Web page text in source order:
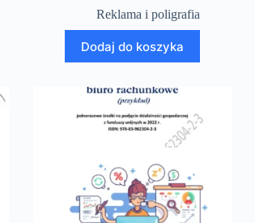
Reklama i poligrafia
Dodaj do koszyka